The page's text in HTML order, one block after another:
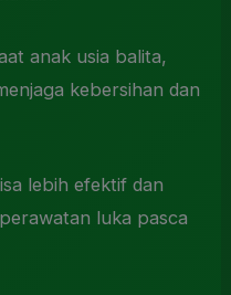
anak usia balita,
kebersihan dan
lebih efektif dan
luka pasca